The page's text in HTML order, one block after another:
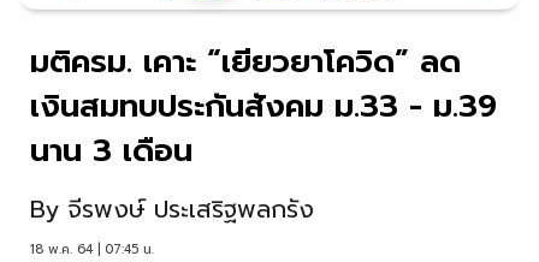
มติครม. เคาะ “เยียวยาโควิด” ลด
เงินสมทบประกันสังคม ม.33 - ม.39
นาน 3 เดือน
By จีรพงษ์ ประเสริฐพลกรัง
18 พ.ค. 64 | 07:45 น.